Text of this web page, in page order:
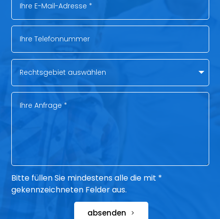
Bitte füllen Sie mindestens alle die mit *
gekennzeichneten Felder aus.
absenden